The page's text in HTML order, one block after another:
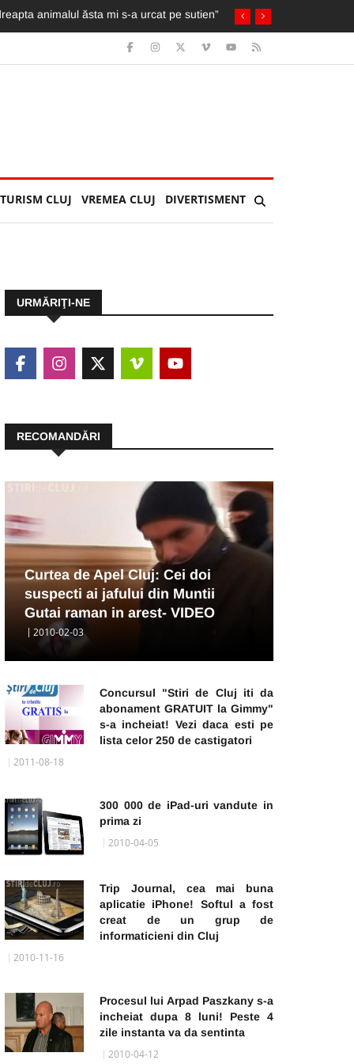
ia foc. Imagini greu de privit
TURISM CLUJ VREMEA CLUJ DIVERTISMENT
URMĂRIŢI-NE
RECOMANDĂRI
Curtea de Apel Cluj: Cei doi
suspecti ai jafului din Muntii
Gutai raman in arest- VIDEO
2010-02-03
Concursul "Stiri de Cluj iti da
abonament GRATUIT la Gimmy"
s-a incheiat! Vezi daca esti pe
lista celor 250 de castigatori
2011-08-18
300 000 de iPad-uri vandute in
prima zi
2010-04-05
Trip Journal, cea mai buna
aplicatie iPhone! Softul a fost
creat de un grup de
informaticieni din Cluj
2010-11-16
Procesul lui Arpad Paszkany s-a
incheiat dupa 8 luni! Peste 4
zile instanta va da sentinta
2010-04-12